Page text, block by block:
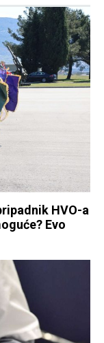
HVO-a
Evo